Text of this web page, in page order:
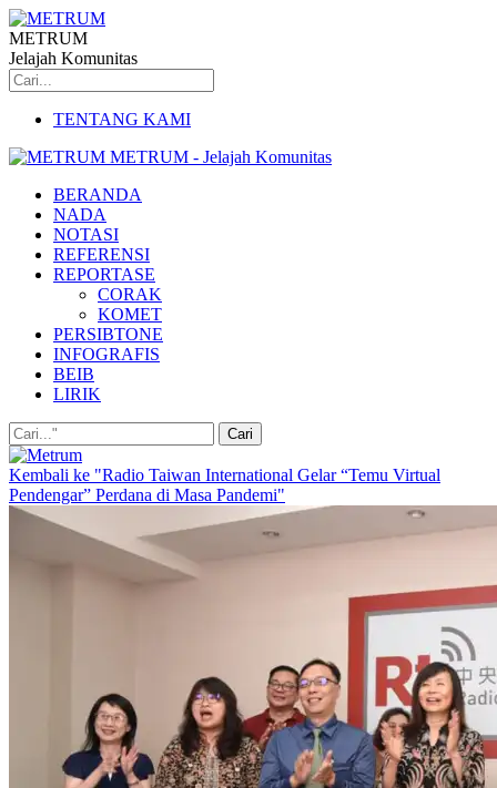
METRUM
Jelajah Komunitas
TENTANG KAMI
METRUM - Jelajah Komunitas
BERANDA
NADA
NOTASI
REFERENSI
REPORTASE
CORAK
KOMET
PERSIBTONE
INFOGRAFIS
BEIB
LIRIK
Kembali ke "Radio Taiwan International Gelar “Temu Virtual
Pendengar” Perdana di Masa Pandemi"